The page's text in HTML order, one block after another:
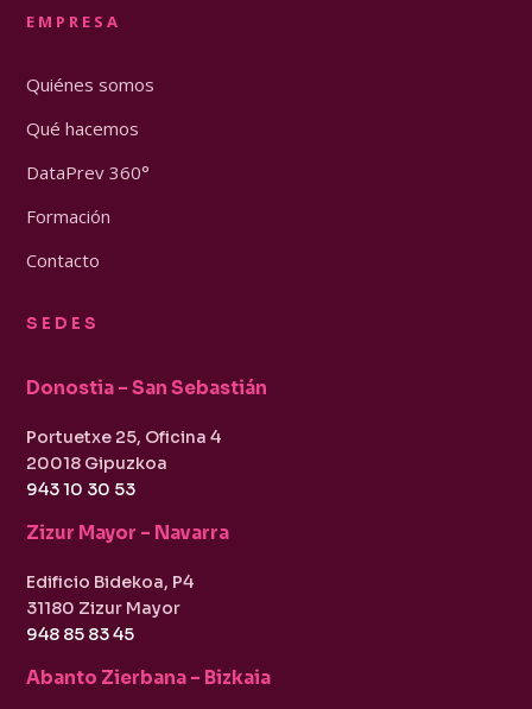
EMPRESA
Quiénes somos
Qué hacemos
DataPrev 360°
Formación
Contacto
SEDES
Donostia – San Sebastián
Portuetxe 25, Oficina 4
20018 Gipuzkoa
943 10 30 53
Zizur Mayor – Navarra
Edificio Bidekoa, P4
31180 Zizur Mayor
948 85 83 45
Abanto Zierbana – Bizkaia